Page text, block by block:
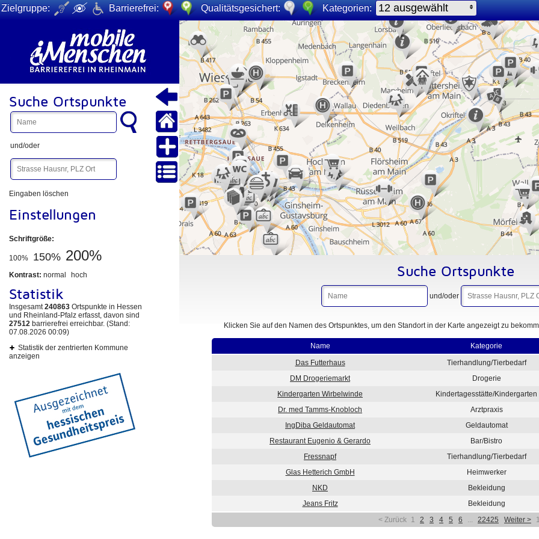
Zielgruppe: Barrierefrei: Qualitätsgesichert: Kategorien:
12 ausgewählt
Suche Ortspunkte
und/oder
Eingaben löschen
Einstellungen
Schriftgröße:
100% 150% 200%
Kontrast: normal hoch
Statistik
Insgesamt240863 Ortspunkte in Hessen
und Rheinland-Pfalz erfasst, davon sind
27512 barrierefrei erreichbar. (Stand:
07.08.2026 00:09)
Statistik der zentrierten Kommune
anzeigen
Suche Ortspunkte
und/oder
Klicken Sie auf den Namen des Ortspunktes, um den Standort in der Karte angezeigt zu
Name
Kategorie
Das Futterhaus
Tierhandlung/Tierbedarf
DM Drogeriemarkt
Drogerie
Kindergarten Wirbelwinde
Kindertagesstätte/Kindergarten
Dr. med Tamms-Knobloch
Arztpraxis
IngDiba Geldautomat
Geldautomat
Restaurant Eugenio & Gerardo
Bar/Bistro
Fressnapf
Tierhandlung/Tierbedarf
Glas Hetterich GmbH
Heimwerker
NKD
Bekleidung
Jeans Fritz
Bekleidung
< Zurück 1 2 3 4 5 6 ... 22425 Weiter >